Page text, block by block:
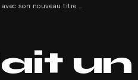
Koos fait un véritable braquage avec son nouveau titre « Bank » !
un